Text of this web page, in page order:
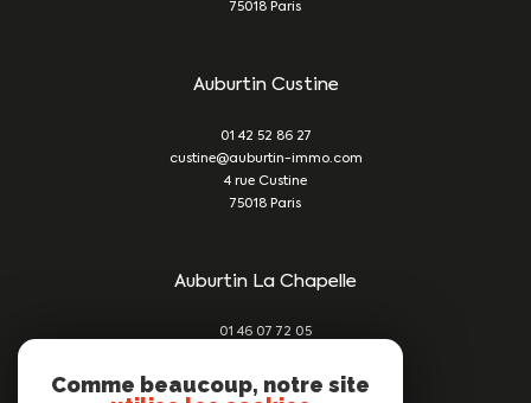
75018
Paris
Auburtin Custine
01 42 52 86 27
custine@auburtin-immo.com
4 rue Custine
75018
Paris
Auburtin La Chapelle
01 46 07 72 05
209 rue du Faubourg St Denis
75010 Paris
Comme beaucoup, notre site